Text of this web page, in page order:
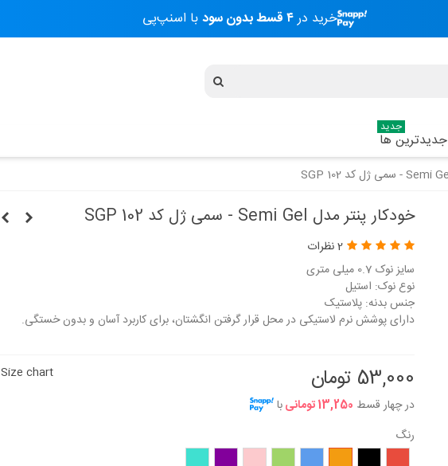
خرید در۴ قسط بدون سود با اسنپ‌پی
جدیدترین ها
جدید
خودکار پنتر مدل Semi Gel - سمی ژل کد SGP 102
2 نظرات
سایز نوک 0.7 میلی متری
نوع نوک: استیل
جنس بدنه: پلاستیک
دارای پوشش نرم لاستیکی در محل قرار گرفتن انگشتان، برای کاربرد آسان و بدون خستگی.
53,000 تومان
در چهار قسط 13,250 تومانی با
Size chart
رنگ